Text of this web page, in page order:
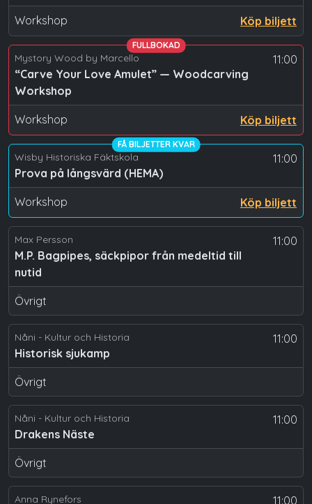
Workshop Köp biljett
11:00
Mystory Wood by Marcello
“Carve Your Love Amulet” — Woodcarving
Workshop
Workshop Köp biljett
FULLBOKAD
11:00
Wisby Historiska Fäktskola
Prova på långsvärd (HEMA)
Workshop Köp biljett
FÅ BILJETTER KVAR
11:00
Max Persson
M.P. Bagpipes, säckpipor från medeltid till
nutid
Övrigt
11:00
Nåni - Kultur och Historia
Historisk sjukamp
Övrigt
11:00
Nåni - Kultur och Historia
Drakens Näste
Övrigt
11:00
Anna Rynefors